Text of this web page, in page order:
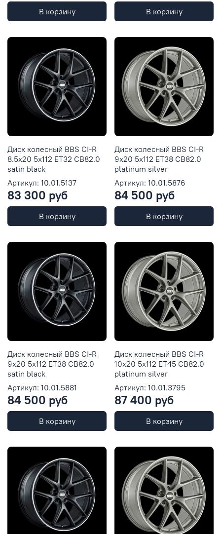
В корзину В корзину
Диск колесный BBS CI-R
8.5x20 5x112 ET32 CB82.0
satin black
Артикул: 10.01.5137
83 300 руб
В корзину
Диск колесный BBS CI-R
9x20 5x112 ET38 CB82.0
platinum silver
Артикул: 10.01.5876
84 500 руб
В корзину
Диск колесный BBS CI-R
9x20 5x112 ET38 CB82.0
satin black
Артикул: 10.01.5881
84 500 руб
В корзину
Диск колесный BBS CI-R
10x20 5x112 ET45 CB82.0
platinum silver
Артикул: 10.01.3795
87 400 руб
В корзину